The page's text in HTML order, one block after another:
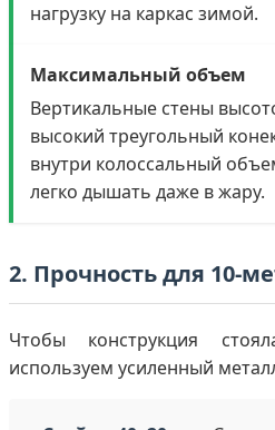
нагрузку на каркас зимой.
Максимальный объем
Вертикальные стены
высокий треугольный
внутри колоссальный
легко дышать даже в жару.
2. Прочность для 10-
Чтобы конструкция
используем усиленный